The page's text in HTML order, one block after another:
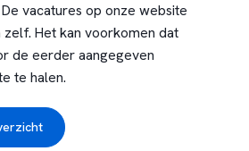
vacatures op onze website
Het kan voorkomen dat
de eerder aangegeven
te halen.